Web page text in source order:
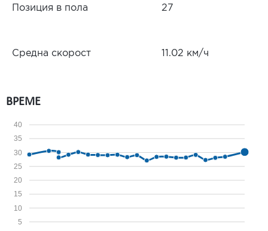
Позиция в пола 27
Средна скорост 11.02 км/ч
ВРЕМЕ
5
10
15
20
25
30
35
40